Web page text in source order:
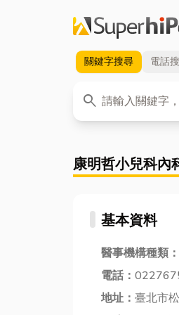
關鍵字搜尋 電話
search
關鍵字
康明哲小兒科內
基本資料
醫事機構種類：
電話：
地址： 臺北市